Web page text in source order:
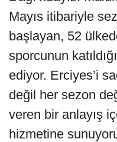
Mayıs itibariyle
başlayan, 52
sporcunun
ediyor. Erciyes’i
değil her sezon
veren bir anlayış
hizmetine